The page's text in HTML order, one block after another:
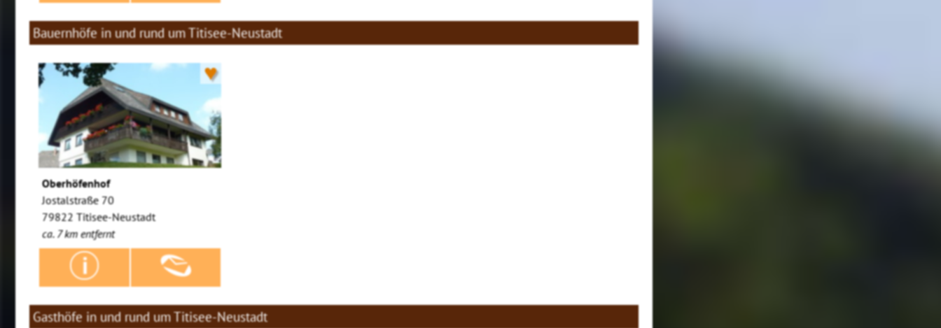
Bauernhöfe in und rund um Titisee-Neustadt
♥
Oberhöfenhof
Jostalstraße 70
79822 Titisee-Neustadt
ca. 7 km entfernt
Gasthöfe in und rund um Titisee-Neustadt